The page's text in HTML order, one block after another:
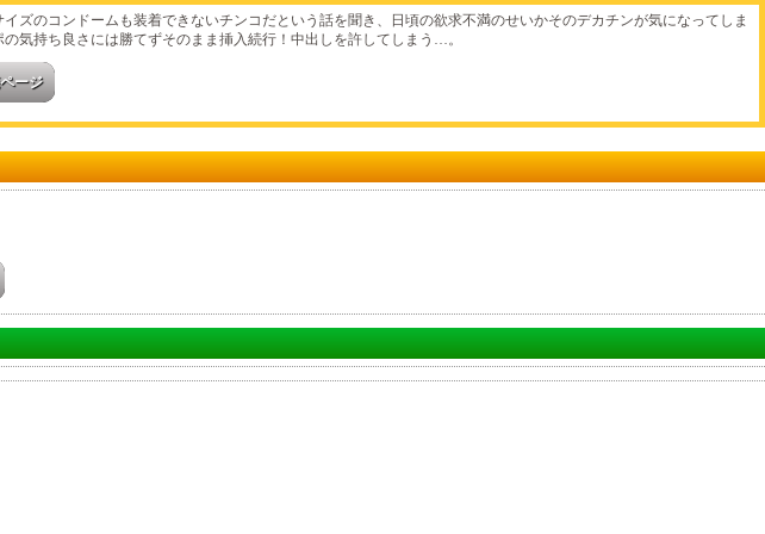
のコンドームも装着できないチンコだという話を聞き、日頃の欲求不満のせいかそのデカチンが気になってしま
気持ち良さには勝てずそのまま挿入続行！中出しを許してしまう…。
ージ